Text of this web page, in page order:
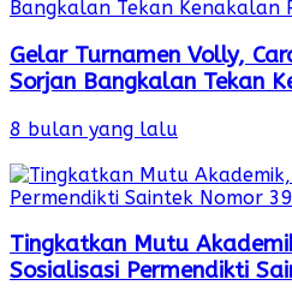
Gelar Turnamen Volly,
Sorjan Bangkalan Tekan
8 bulan yang lalu
Tingkatkan Mutu
Sosialisasi Permendikti